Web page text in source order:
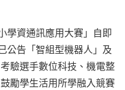
學資通訊應用大賽」自即
公告「智組型機器人」及
驗選手數位科技、機電整
勵學生活用所學融入競賽